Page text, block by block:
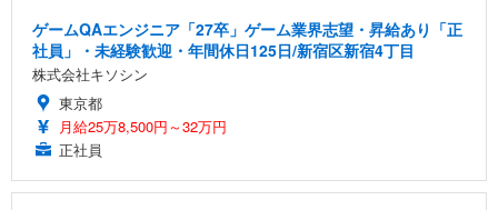
ゲームQAエンジニア「27卒」ゲーム業界志望・昇給あり「正
社員」・未経験歓迎・年間休日125日/新宿区新宿4丁目
株式会社キソシン
東京都
月給25万8,500円～32万円
正社員